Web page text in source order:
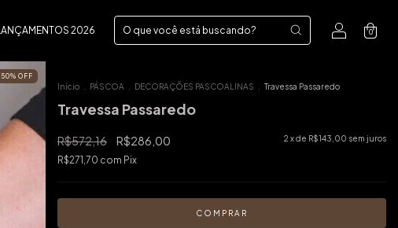
LANÇAMENTOS 2026 0
50% OFF
Início PÁSCOA DECORAÇÕES PASCOALINAS Travessa Passaredo
Travessa Passaredo
R$572,16 R$286,00 2 x de R$143,00 sem juros
R$271,70 com Pix